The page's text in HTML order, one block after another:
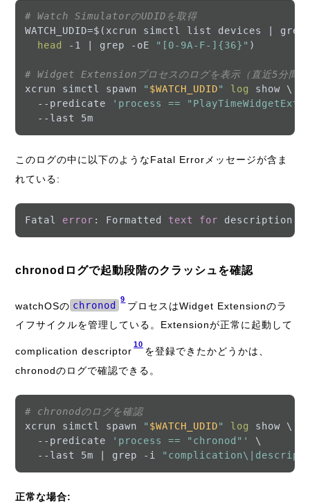
# Watch SimulatorのUDIDを取得
WATCH_UDID=$(xcrun simctl list devices |
head
-1 | grep -oE "[0-9A-F-]{36}" )
# Widget Extensionプロセスのログを表示（直近5分間）
xcrun simctl spawn
" $WATCH_UDID" log
show \
  --predicate
'process ==
このログの中に以下のようなFatal Errorメッセージが含ま
れている:
Fatal error : Formatted text for description
chronodログで起動段階のクラッシュを確認
watchOSの chronod
9
プロセスはWidget Extensionのラ
イフサイクルを管理している。Extensionが正常に起動して
complication descriptor
10
を登録できたかどうかは、
chronodのログで確認できる。
# chronodのログを確認
xcrun simctl spawn
" $WATCH_UDID" log
show \
  --predicate
'process == "chronod"'
\
  --last 5m | grep -i
正常な場合: